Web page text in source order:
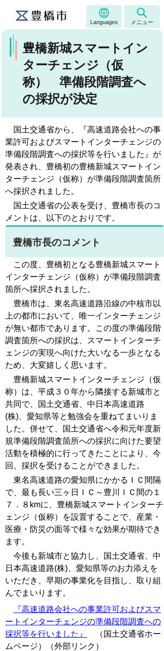
Languages メニュー
豊橋新城スマートイン
ターチェンジ（仮
称） 準備段階調査へ
の採択が決定
国土交通省から、『高速道路会社への事
業許可およびスマートインターチェンジの
準備段階調査への採択等を行いました』が
発表され、豊橋初の豊橋新城スマートイン
ターチェンジ（仮称）が準備段階調査箇所
へ採択されました。
国土交通省の公表を受け、豊橋市長のコ
メントは、以下のとおりです。
豊橋市長のコメント
この度、豊橋初となる豊橋新城スマート
インターチェンジ（仮称）が準備段階調査
箇所へ採択されました。
豊橋市は、東名高速道路沿線の中核市以
上の都市において、唯一インターチェンジ
が無い都市であります。この度の準備段階
調査箇所への採択は、スマートインターチ
ェンジの実現へ向けた大いなる一歩となる
ため、大変嬉しく思います。
豊橋新城スマートインターチェンジ（仮
称）は、平成３０年から隣接する新城市と
共同で、国土交通省、中日本高速道路
(株)、愛知県等と勉強会を重ねてまいりま
した。併せて、国土交通省へ令和元年度新
規準備段階調査箇所への採択に向けた要望
活動を積極的に行ってきたことにより、今
回、採択を受けることができました。
東名高速道路の愛知県にかかるＩＣ間隔
で、最も長い三ヶ日ＩＣ～豊川ＩＣ間の１
７．８kmに、豊橋新城スマートインターチ
ェンジ（仮称）を設置することで、産業・
医療・防災の面等で様々な効果が期待でき
ます。
今後も新城市と協力し、国土交通省、中
日本高速道路(株)、愛知県等のお力添えを
いただき、早期の事業化を目指し、取り組
んでまいります。
『高速道路会社への事業許可およびスマ
ートインターチェンジの準備段階調査への
採択等を行いました』
（国土交通省ホー
ムページ）（外部リンク）